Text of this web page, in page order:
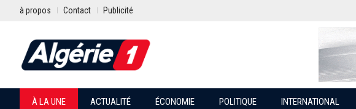
à propos Contact Publicité
À LA UNE ACTUALITÉ ÉCONOMIE POLITIQUE INTERNATIONAL